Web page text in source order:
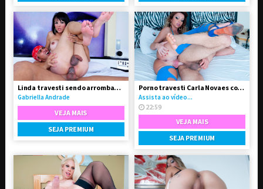
Linda travesti sendo arrombada pelo seu Boy
Gabriella Andrade
VEJA MAIS
SEJA PREMIUM
Porno travesti Carla Novaes comendo homem
Assista ao vídeo...
22:59
VEJA MAIS
SEJA PREMIUM